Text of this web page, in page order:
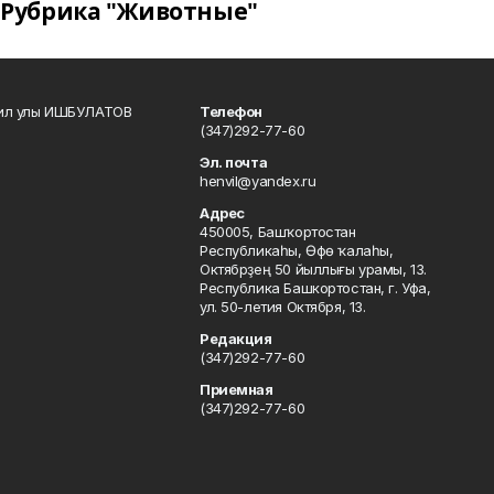
Рубрика "Животные"
улы ИШБУЛАТОВ
Телефон
(347)292-77-60
Эл. почта
henvil@yandex.ru
Адрес
450005, Башҡортостан
Республикаһы, Өфө ҡалаһы,
Октябрҙең 50 йыллығы урамы, 13.
Республика Башкортостан, г. Уфа,
ул. 50-летия Октября, 13.
Редакция
(347)292-77-60
Приемная
(347)292-77-60